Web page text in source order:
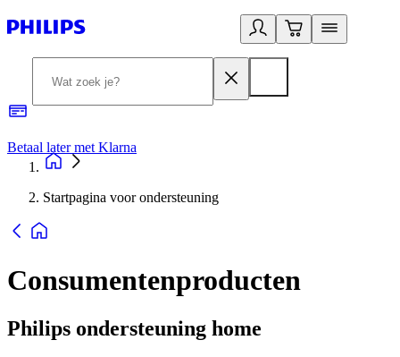
Betaal later met Klarna
Startpagina voor ondersteuning
Consumentenproducten
Philips ondersteuning home